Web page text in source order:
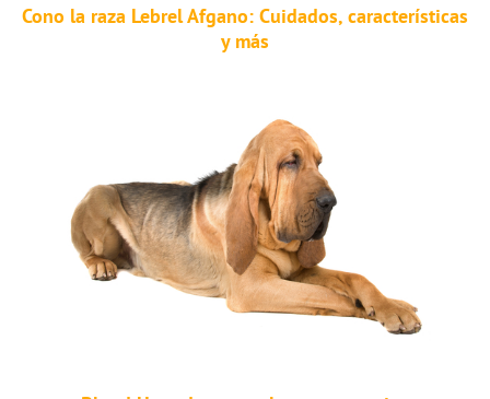
Cono la raza Lebrel Afgano: Cuidados, características
y más